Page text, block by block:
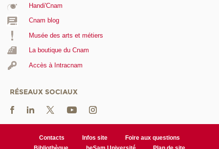
Handi'Cnam
Cnam blog
Musée des arts et métiers
La boutique du Cnam
Accès à Intracnam
RÉSEAUX SOCIAUX
Contacts Infos site
Foire aux questions